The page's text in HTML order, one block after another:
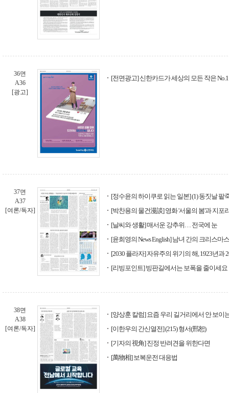
36면
A36
[광고]
[전면광고] 신한카드가 세상의 모든 작은
37면
A37
[여론/독자]
[정수윤의 하이쿠로 읽는 일본] (1) 동짓날 팥
[박찬용의 물건漫談] 영화 '서울의 봄'과 지포
[날씨와 생활] 매서운 강추위… 전국에 눈
[윤희영의 News English] 남녀 간의 크리스마
[2030 플라자] 자유주의 위기의 해, 1923년과
[리빙포인트] 빙판길에서는 보폭을 줄이세요
38면
A38
[여론/독자]
[양상훈 칼럼] 요즘 우리 길거리에서 안 보이
[이한우의 간신열전] (215) 형서(邢恕)
[기자의 視角] 진정 반려견을 위한다면
[萬物相] 보복운전 대응법